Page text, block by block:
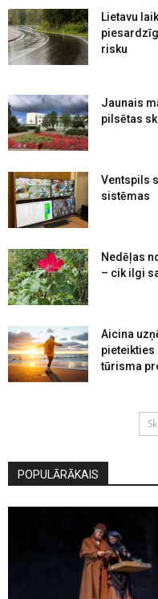
Lietavu
risku
Jaunais
pilsētas
Ventspils
sistēmas
Nedēļas
– cik ilgi
Aicina
pieteikties
tūrisma
POPULĀRĀKAIS